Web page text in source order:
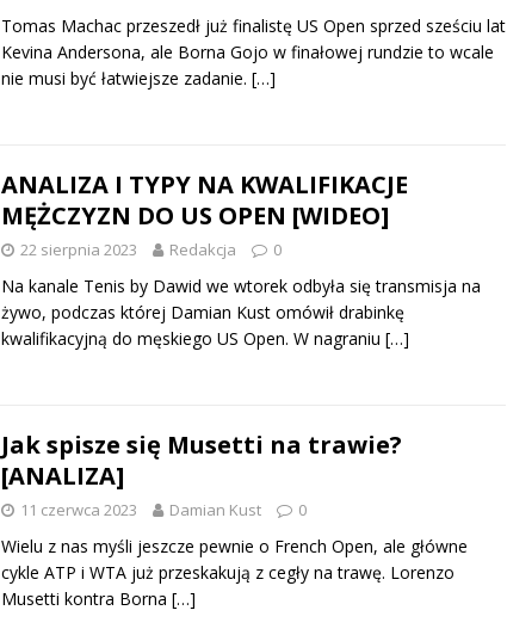
Tomas Machac przeszedł już finalistę US Open sprzed sześciu lat
Kevina Andersona, ale Borna Gojo w finałowej rundzie to wcale
nie musi być łatwiejsze zadanie. […]
ANALIZA I TYPY NA KWALIFIKACJE
MĘŻCZYZN DO US OPEN [WIDEO]
22 sierpnia 2023 Redakcja 0
Na kanale Tenis by Dawid we wtorek odbyła się transmisja na
żywo, podczas której Damian Kust omówił drabinkę
kwalifikacyjną do męskiego US Open. W nagraniu […]
Jak spisze się Musetti na trawie?
[ANALIZA]
11 czerwca 2023 Damian Kust 0
Wielu z nas myśli jeszcze pewnie o French Open, ale główne
cykle ATP i WTA już przeskakują z cegły na trawę. Lorenzo
Musetti kontra Borna […]